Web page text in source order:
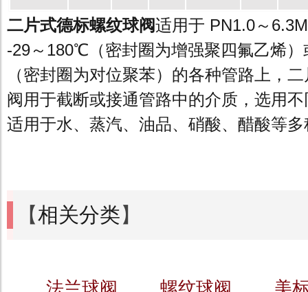
二片式德标螺纹球阀适用于 PN1.0～
-29～180℃（密封圈为增强聚四氟乙烯
（密封圈为对位聚苯）的各种管路上，
阀用于截断或接通管路中的介质，选用
适用于水、蒸汽、油品、硝酸、醋酸等
【相关分类】
法兰球阀 螺纹球阀
美